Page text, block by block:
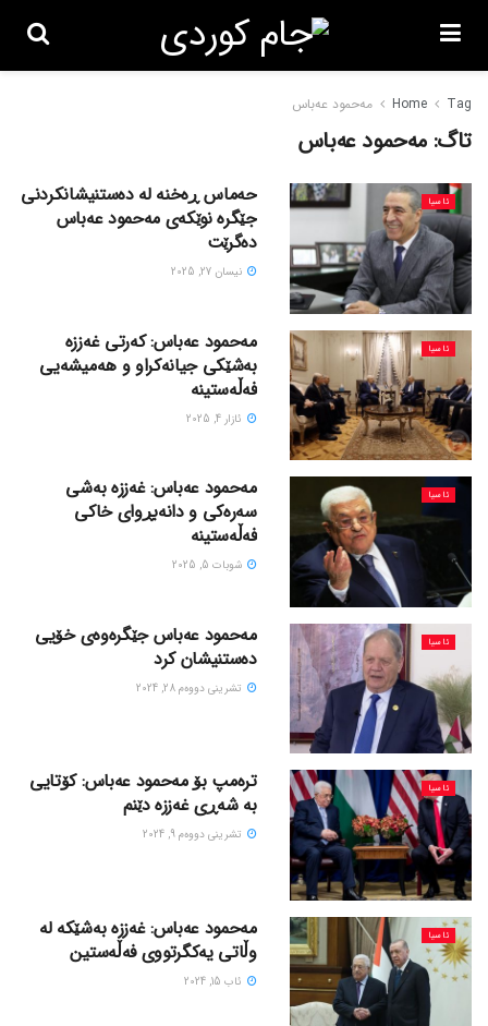
Home Tag مەحمود عەباس
تاگ: مەحمود عەباس
ئاسیا
حەماس ڕەخنە لە دەستنیشانکردنی
جێگرە نوێکەی مەحمود عەباس
دەگرێت
نیسان 27, 2025
ئاسیا
مەحمود عەباس: کەرتی غەززە
بەشێکی جیانەکراو و هەمیشەیی
فەڵەستینە
ئازار 4, 2025
ئاسیا
مەحمود عەباس: غەززە بەشی
سەرەکی و دانەبڕوای خاکی
فەڵەستینە
شوبات 5, 2025
ئاسیا
مەحمود عەباس جێگرەوەی خۆیی
دەستنیشان کرد
تشرینی دووه‌م 28, 2024
ئاسیا
ترەمپ بۆ مەحمود عەباس: کۆتایی
بە شەڕی غەززە دێنم
تشرینی دووه‌م 9, 2024
ئاسیا
مەحمود عەباس: غەززە بەشێکە لە
وڵاتی یەکگرتووی فەڵەستین
ئاب 15, 2024